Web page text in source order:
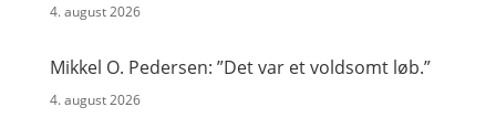
4. august 2026
Mikkel O. Pedersen: ”Det var et voldsomt løb.”
4. august 2026